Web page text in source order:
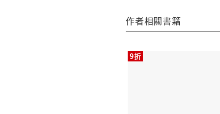
作者相關書籍
9折